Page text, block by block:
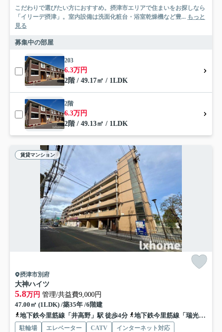
こだわりで選びたい方におすすめ。摂津市エリアで住まいをお探しなら
「イリーデ摂津」。室内設備は洗面化粧台・浴室乾燥機など豊... もっと
見る
募集中の部屋
203
6.3万円
2階 / 49.17㎡ / 1LDK
2階
6.3万円
2階 / 49.13㎡ / 1LDK
賃貸マンション
摂津市別府
大神ハイツ
5.8万円 管理/共益費9,000円
47.00㎡ (1LDK) /築35年 /6階建
地下鉄今里筋線「井高野」駅 徒歩4分
地下鉄今里筋線「瑞光四丁目」駅 徒歩17分
駐輪場 エレベーター CATV
インターネット対応